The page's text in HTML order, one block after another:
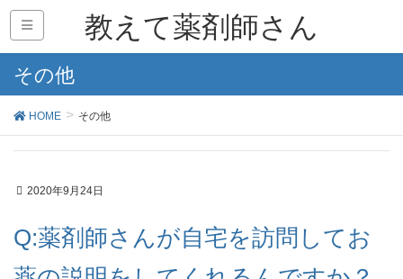
教えて薬剤師さん
その他
HOME その他
2020年9月24日
Q:薬剤師さんが自宅を訪問してお